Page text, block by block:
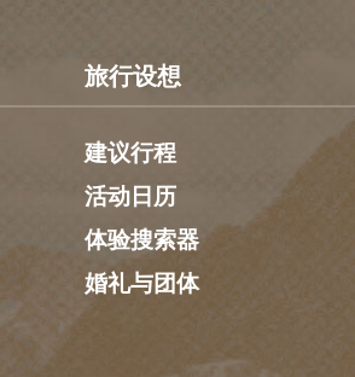
旅行设想
建议行程
活动日历
体验搜索器
婚礼与团体